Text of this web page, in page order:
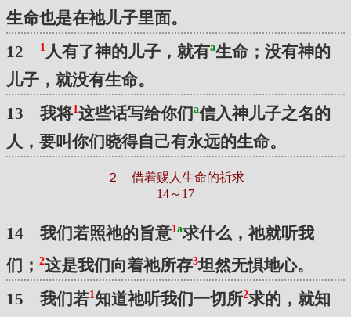
生命也是在祂儿子里面。
12
1 人有了神的儿子，就有a生命；没有神的
儿子，就没有生命。
13 我将1这些话写给你们a信入神儿子之名的
人，要叫你们晓得自己有永远的生命。
２ 借着赐人生命的祈求
14～17
14 我们若照祂的旨意1a求什么，祂就听我
们； 2这是我们向着祂所存3坦然无惧地心。
15 我们若1知道祂听我们一切所2求的，就知